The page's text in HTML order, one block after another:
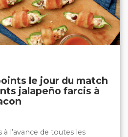
le jour du match
jalapeño farcis à
l’avance de toutes les